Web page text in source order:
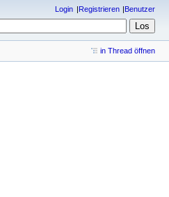
Login Registrieren Benutzer
in Thread öffnen